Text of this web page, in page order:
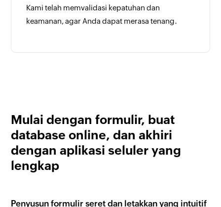
Kami telah memvalidasi kepatuhan dan
keamanan, agar Anda dapat merasa tenang.
Mulai dengan formulir, buat
database online, dan akhiri
dengan aplikasi seluler yang
lengkap
Penyusun formulir seret dan letakkan yang intuitif